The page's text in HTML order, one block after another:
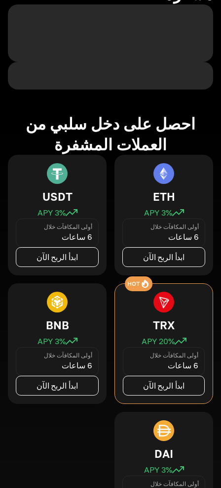
احصل على دخل سلبي من
العملات المشفرة
ETH
3% APY
أولى المكافآت خلال
6 ساعات
ابدأ الربح الآن
USDT
3% APY
أولى المكافآت خلال
6 ساعات
ابدأ الربح الآن
HOT
TRX
20% APY
أولى المكافآت خلال
6 ساعات
ابدأ الربح الآن
BNB
3% APY
أولى المكافآت خلال
6 ساعات
ابدأ الربح الآن
DAI
3% APY
أولى المكافآت خلال